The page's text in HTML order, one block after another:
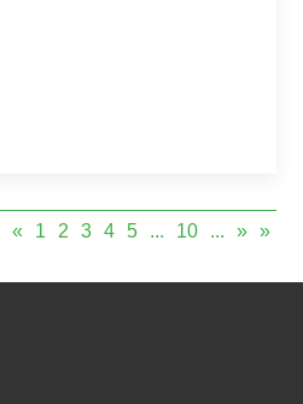
« 1 2 3 4 5 ... 10 ... » »